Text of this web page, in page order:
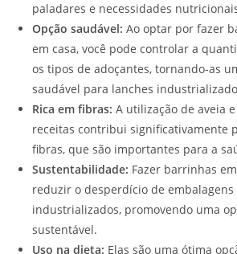
paladares e necessidades
Opção saudável: Ao optar por fazer
em casa, você pode controlar a
os tipos de adoçantes, tornando-as
saudável para lanches
Rica em fibras: A utilização de aveia
receitas contribui significativamente
fibras, que são importantes para a
Sustentabilidade: Fazer barrinhas
reduzir o desperdício de
industrializados, promovendo uma
sustentável.
Uso na dieta: Elas são uma ótima